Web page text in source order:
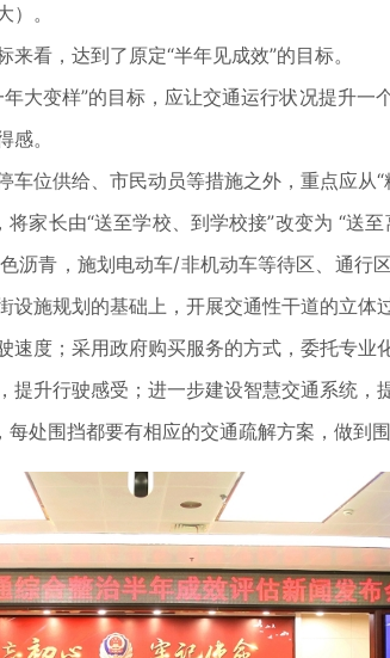
。
看，达到了原定“半年见成效”的目标。
大变样”的目标，应让交通运行状况提升
。
位供给、市民动员等措施之外，重点应从“
家长由“送至学校、到学校接”改变为 “送
沥青，施划电动车/非机动车等待区、通行
施规划的基础上，开展交通性干道的立
度；采用政府购买服务的方式，委托专
升行驶感受；进一步建设智慧交通系统
处围挡都要有相应的交通疏解方案，做到围